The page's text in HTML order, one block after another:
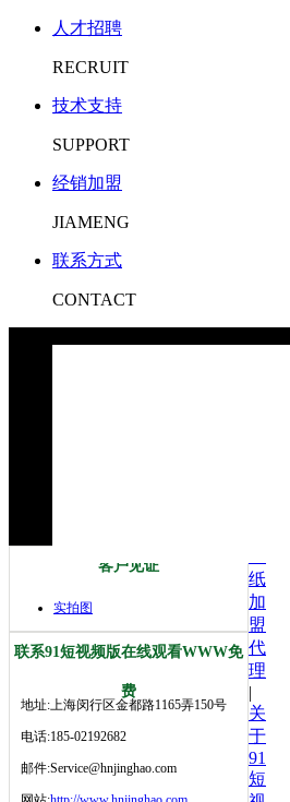
人才招聘
RECRUIT
技术支持
SUPPORT
经销加盟
JIAMENG
联系方式
CONTACT
客户见证
实拍图
联系91短视频版在线观看WWW免
费
地址:上海闵行区金都路1165弄150号
电话:185-02192682
邮件:Service@hnjinghao.com
纸
加
盟
代
理
|
关
于
91
短